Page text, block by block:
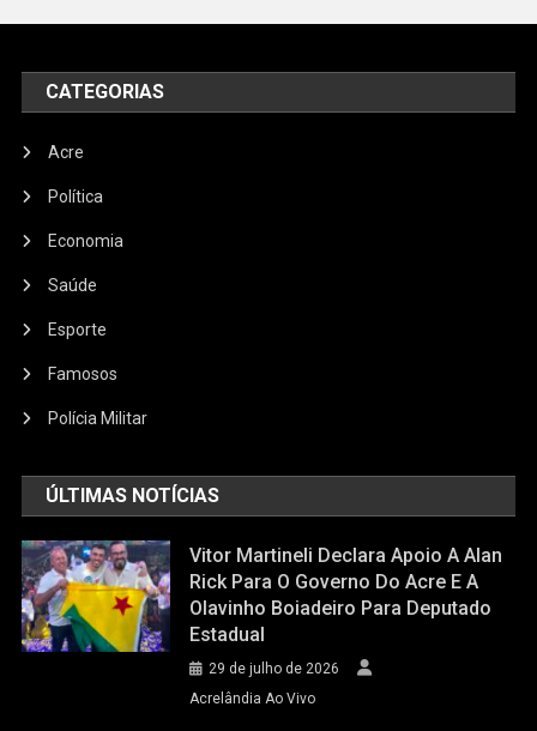
CATEGORIAS
Acre
Política
Economia
Saúde
Esporte
Famosos
Polícia Militar
ÚLTIMAS NOTÍCIAS
Vitor Martineli Declara Apoio A Alan
Rick Para O Governo Do Acre E A
Olavinho Boiadeiro Para Deputado
Estadual
29 de julho de 2026
Acrelândia Ao Vivo